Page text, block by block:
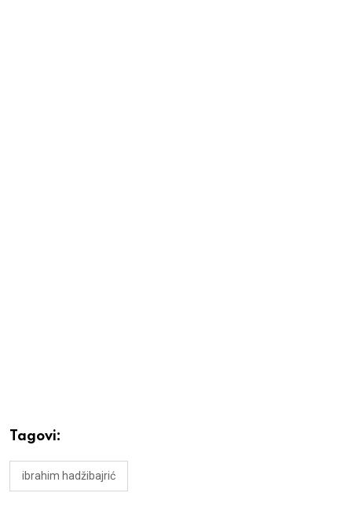
Tagovi:
ibrahim hadžibajrić